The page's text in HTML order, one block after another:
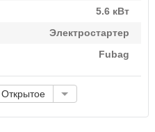
5.6 кВт
Электростартер
Fubag
Открытое